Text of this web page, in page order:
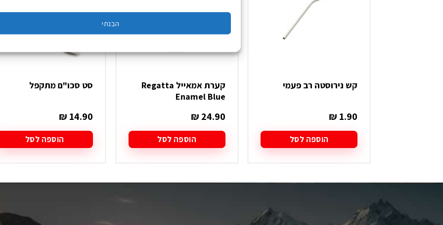
הבנתי
קש נירוסטה רב פעמי
₪ 1.90
הוספה לסל
קערת אמאייל Regatta
Enamel Blue
₪ 24.90
הוספה לסל
סט סכו"ם מתקפל
₪ 14.90
הוספה לסל